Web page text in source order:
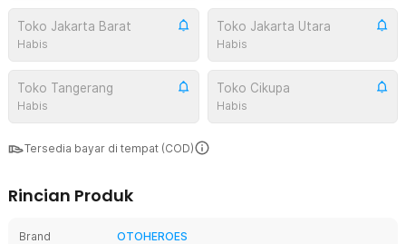
Toko Jakarta Barat
Habis
Toko Jakarta Utara
Habis
Toko Tangerang
Habis
Toko Cikupa
Habis
Tersedia bayar di tempat (COD)
Rincian Produk
Brand
OTOHEROES